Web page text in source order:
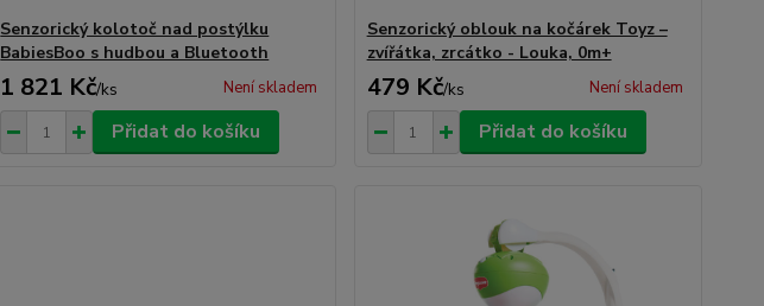
Senzorický kolotoč nad postýlku
BabiesBoo s hudbou a Bluetooth
1 821 Kč/ks Není skladem
Přidat do košíku
Senzorický oblouk na kočárek Toyz –
zvířátka, zrcátko - Louka, 0m+
479 Kč/ks Není skladem
Přidat do košíku